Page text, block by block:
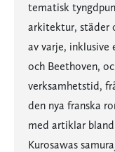
tematisk
arkitektur, städer
av varje,
och Beethoven,
verksamhetstid,
den nya franska
med artiklar
Kurosawas